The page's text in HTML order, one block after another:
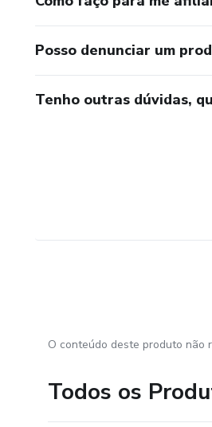
Posso denunciar um
Tenho outras dúvidas,
O conteúdo deste produto não
Todos os